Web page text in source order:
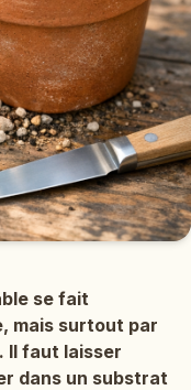
se fait
mais surtout par
Il faut laisser
dans un substrat